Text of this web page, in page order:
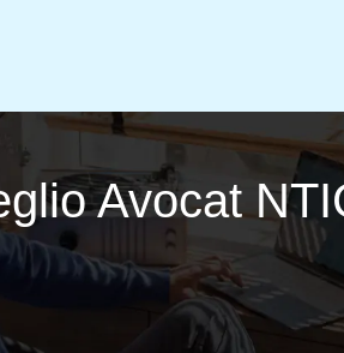
Avocat